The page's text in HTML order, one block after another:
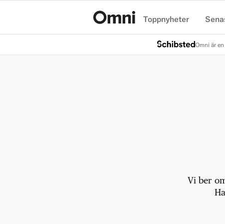
Toppnyheter
Omni är
Vi ber